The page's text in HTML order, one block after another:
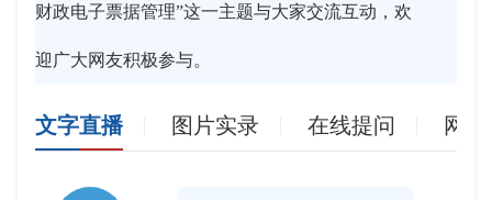
财政电子票据管理”这一主题与大家交流互动，欢
迎广大网友积极参与。
文字直播 图片实录 在线提问 网